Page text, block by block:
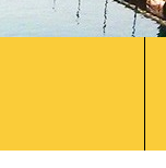
ツ